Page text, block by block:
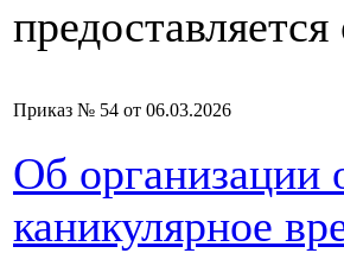
Приказ № 54 от 06.03.2026
Об организации
каникулярное